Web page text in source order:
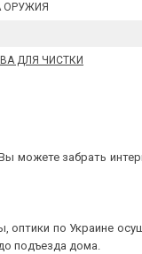
ОРУЖИЯ
ДЛЯ ЧИСТКИ
можете забрать
по Украине
подъезда дома.